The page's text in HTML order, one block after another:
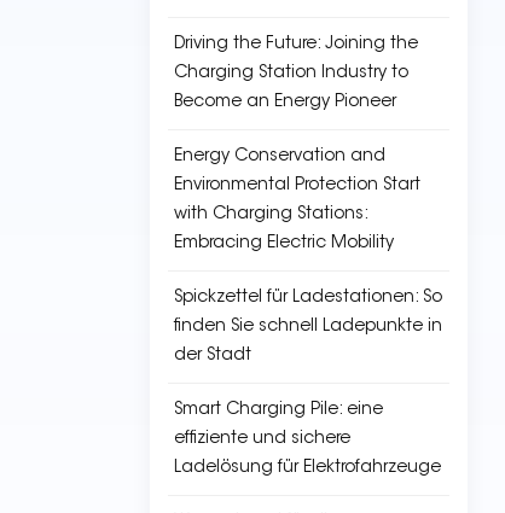
Driving the Future: Joining the
Charging Station Industry to
Become an Energy Pioneer
Energy Conservation and
Environmental Protection Start
with Charging Stations:
Embracing Electric Mobility
Spickzettel für Ladestationen: So
finden Sie schnell Ladepunkte in
der Stadt
Smart Charging Pile: eine
effiziente und sichere
Ladelösung für Elektrofahrzeuge